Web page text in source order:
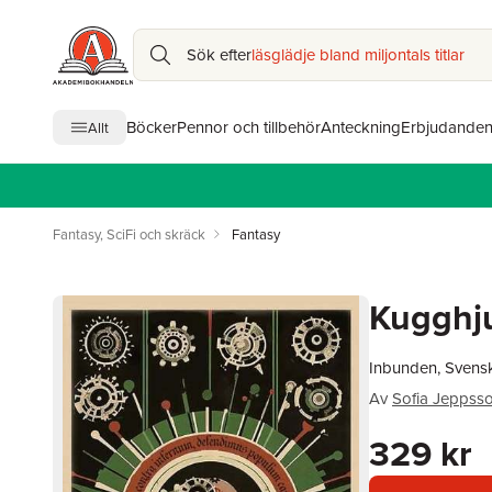
Sök efterläsglädje bland miljontals titlar
Allt BöckerPennor och tillbehörAnteckningErbjudanden
Fantasy, SciFi och skräck Fantasy
Inbunden,
AvSofia
329 kr